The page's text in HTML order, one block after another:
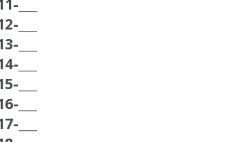
___
___
___
___
___
___
___